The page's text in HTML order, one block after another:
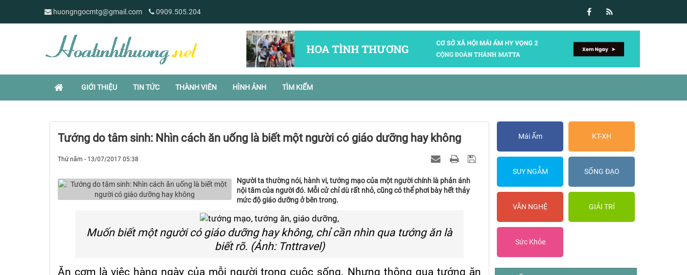
huongngocmtg@gmail.com 0909.505.204
GIỚI THIỆU TIN TỨC THÀNH VIÊN HÌNH ẢNH TÌM KIẾM
Tướng do tâm sinh: Nhìn cách ăn uống là biết một người có giáo dưỡng hay không
Thứ năm - 13/07/2017 05:38
Người ta thường nói, hành vi, tướng mạo của một người chính là phản ánh
nội tâm của người đó. Mỗi cử chỉ dù rất nhỏ, cũng có thể phơi bày hết thảy
mức độ giáo dưỡng ở bên trong.
Muốn biết một người có giáo dưỡng hay không, chỉ cần nhìn qua tướng ăn là
biết rõ. (Ảnh: Tnttravel)
Ăn cơm là việc hàng ngày của mỗi người trong cuộc sống. Nhưng thông qua tướng ăn
Mái Ấm KT-XH
SUY NGẪM SỐNG ĐẠO
VĂN NGHỆ GIẢI TRÍ
Sức Khỏe